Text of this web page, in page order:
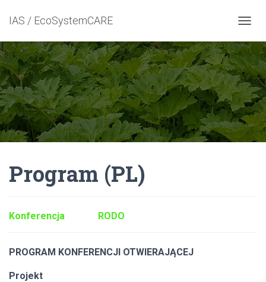
IAS / EcoSystemCARE
O
G
L
A
V
G
Program (PL)
Konferencja RODO
PROGRAM KONFERENCJI OTWIERAJĄCEJ
Projekt